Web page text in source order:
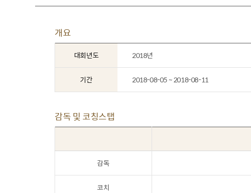
개요
대회년도 2018년
기간 2018-08-05 ~ 2018-08-11
감독 및 코칭스탭
감독
코치